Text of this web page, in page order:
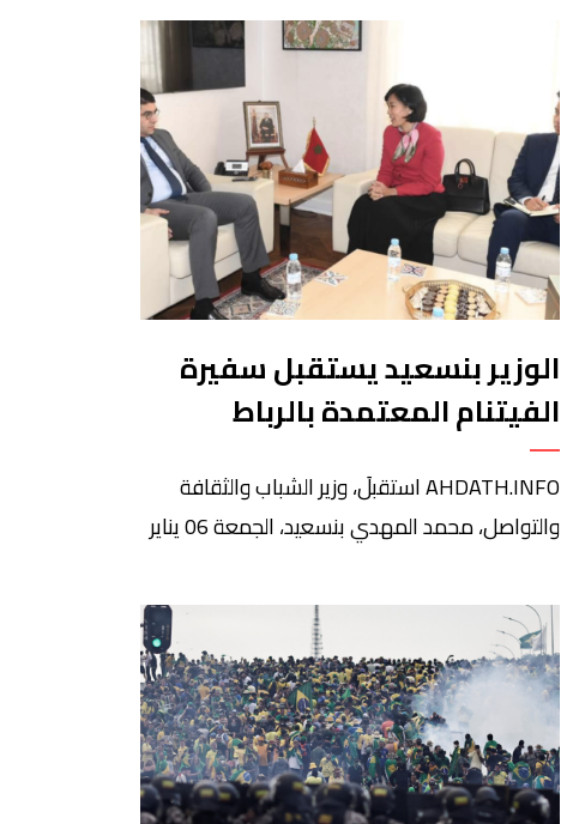
أعربا خلال مباحثات جرت بينهما بمقر مجلس النواب
في إطار الزيارة الرسمية التي تقوم بها السيدة
غوتاني هارا للمغرب على رأس وفد […]
الوزير بنسعيد يستقبل سفيرة
الفيتنام المعتمدة بالرباط
AHDATH.INFO استقبلَ، وزير الشباب والثقافة
والتواصل، محمد المهدي بنسعيد، الجمعة 06 يناير
فيتنام الاشتراكية بالرباط، دانغ تهي تهوها، وذلك
في إطار تعزيز التعاون والشراكة بين البلدين. وشكل
هذا اللقاء فرصة للتأكيد على متانة العلاقات بين
جمهورية الفيتنام والمملكة المغربية، إضافة لتباحث
سبل تقويتها في مجالات الشباب والثقافة. وفي
2021، […]